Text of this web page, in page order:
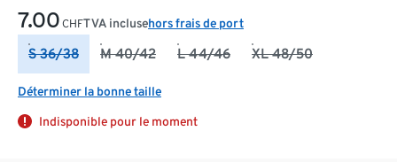
7.00 CHFTVA inclusehors frais de port
S 36/38 M 40/42 L 44/46 XL 48/50
Déterminer la bonne taille
Indisponible pour le moment